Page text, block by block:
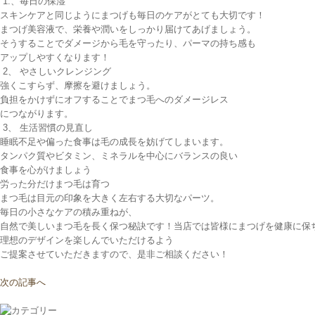
スキンケアと同じようにまつげも毎日のケアがとても大切です！
まつげ美容液で、栄養や潤いをしっかり届けてあげましょう。
そうすることでダメージから毛を守ったり、パーマの持ち感も
アップしやすくなります！
2、 やさしいクレンジング
強くこすらず、摩擦を避けましょう。
負担をかけずにオフすることでまつ毛へのダメージレス
につながります。
3、 生活習慣の見直し
睡眠不足や偏った食事は毛の成長を妨げてしまいます。
タンパク質やビタミン、ミネラルを中心にバランスの良い
食事を心がけましょう
労った分だけまつ毛は育つ
まつ毛は目元の印象を大きく左右する大切なパーツ。
毎日の小さなケアの積み重ねが、
自然で美しいまつ毛を長く保つ秘訣です！当店では皆様にまつげを健康に保
理想のデザインを楽しんでいただけるよう
ご提案させていただきますので、是非ご相談ください！
次の記事へ